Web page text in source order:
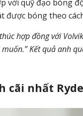
quỹ đạo bóng
được bóng theo
hợp đồng với
Kết quả anh
cãi nhất